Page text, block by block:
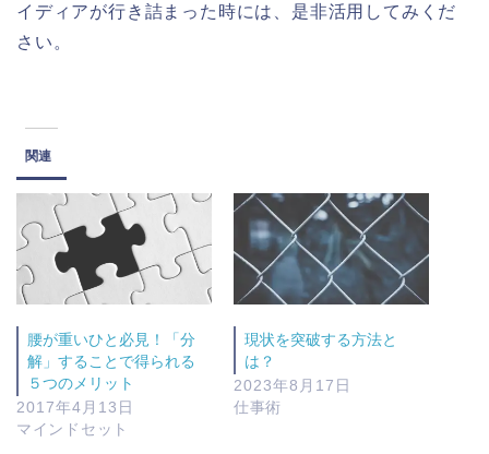
イディアが行き詰まった時には、是非活用してみくだ
さい。
関連
腰が重いひと必見！「分
解」することで得られる
５つのメリット
2017年4月13日
マインドセット
現状を突破する方法と
は？
2023年8月17日
仕事術